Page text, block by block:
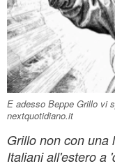
E adesso Beppe Grillo vi
nextquotidiano.it
Grillo non con una
Italiani all'estero a